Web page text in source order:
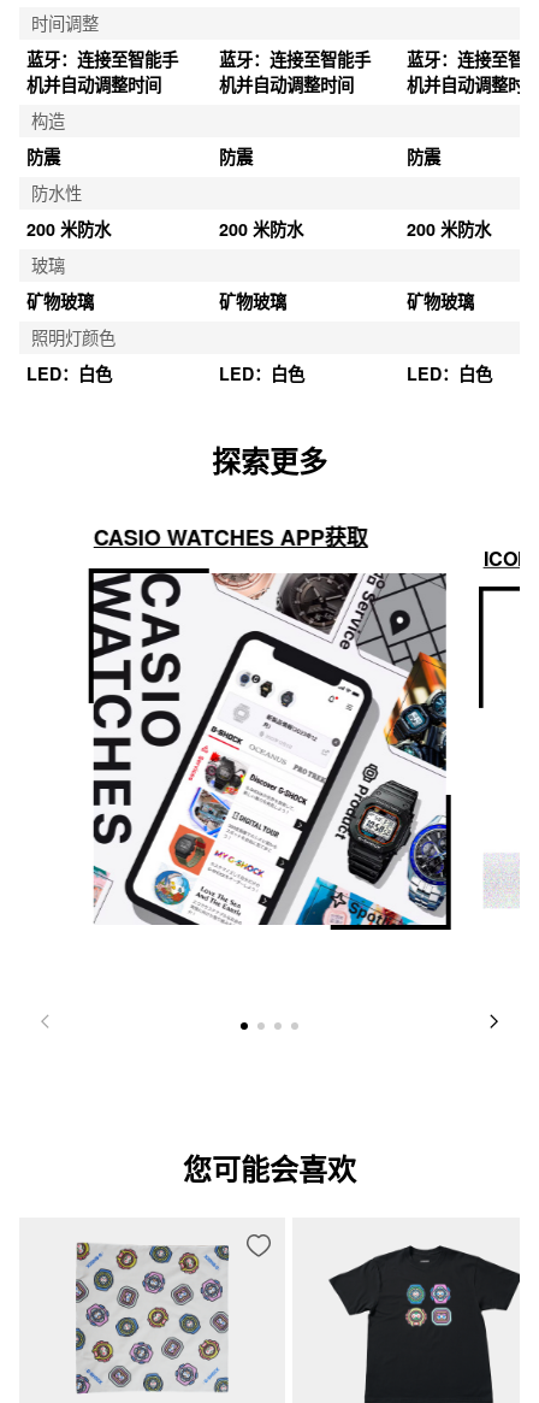
时间调整
蓝牙：连接至智能手
机并自动调整时间
蓝牙：连接至智能手
机并自动调整时间
蓝牙：连接至智
机并自动调整时
构造
防震
防震
防震
防水性
200 米防水
200 米防水
200 米防水
玻璃
矿物玻璃
矿物玻璃
矿物玻璃
照明灯颜色
LED：白色
LED：白色 LED：白色
探索更多
CASIO WATCHES APP获取
您可能会喜欢